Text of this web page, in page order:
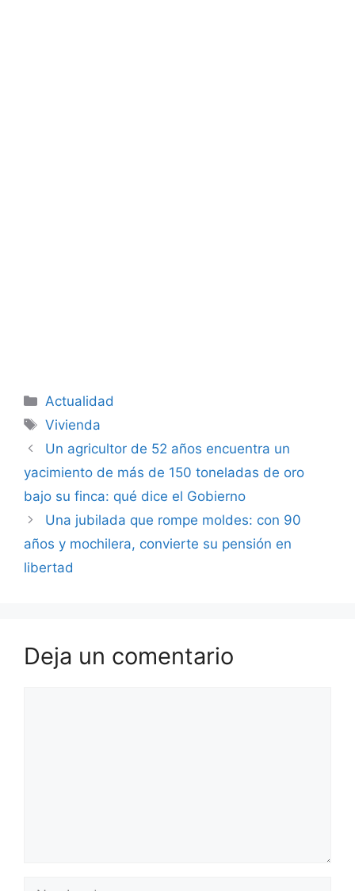
Categorías
Actualidad
Etiquetas
Vivienda
Un agricultor de 52 años encuentra un
yacimiento de más de 150 toneladas de oro
bajo su finca: qué dice el Gobierno
Una jubilada que rompe moldes: con 90
años y mochilera, convierte su pensión en
libertad
Deja un comentario